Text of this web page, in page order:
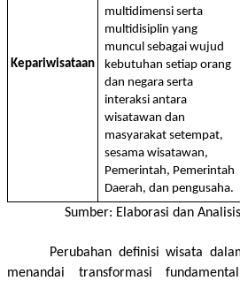
Kepariwisataan
multidimensi serta
multidisiplin yang
muncul sebagai wujud
kebutuhan setiap orang
dan negara serta
interaksi antara
wisatawan dan
masyarakat setempat,
sesama wisatawan,
Pemerintah, Pemerintah
Daerah, dan pengusaha.
Sumber: Elaborasi dan
Perubahan definisi wisata
menandai transformasi